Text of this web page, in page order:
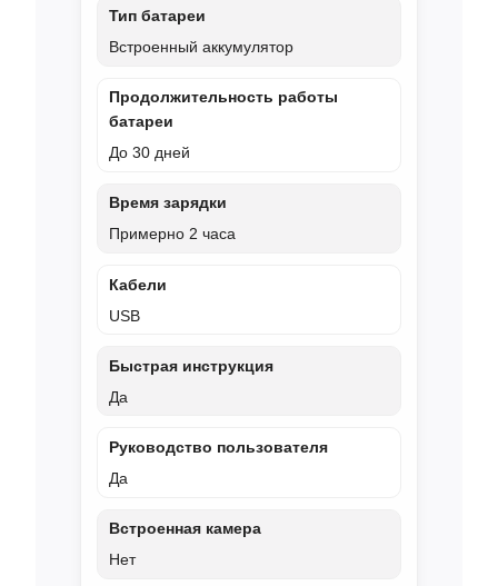
Тип батареи
Встроенный аккумулятор
Продолжительность работы
батареи
До 30 дней
Время зарядки
Примерно 2 часа
Кабели
USB
Быстрая инструкция
Да
Руководство пользователя
Да
Встроенная камера
Нет